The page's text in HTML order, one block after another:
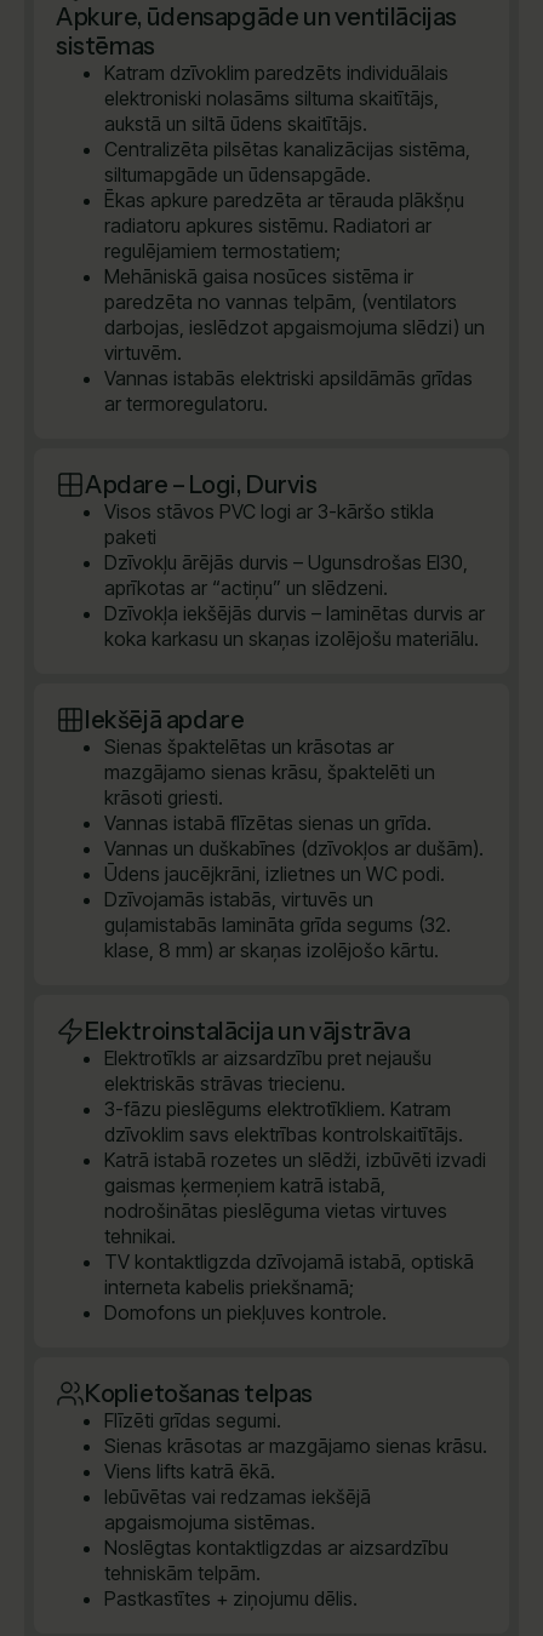
Apkure, ūdensapgāde un ventilācijas
sistēmas
Katram dzīvoklim paredzēts individuālais
elektroniski nolasāms siltuma skaitītājs,
aukstā un siltā ūdens skaitītājs.
Centralizēta pilsētas kanalizācijas sistēma,
siltumapgāde un ūdensapgāde.
Ēkas apkure paredzēta ar tērauda plākšņu
radiatoru apkures sistēmu. Radiatori ar
regulējamiem termostatiem;
Mehāniskā gaisa nosūces sistēma ir
paredzēta no vannas telpām, (ventilators
darbojas, ieslēdzot apgaismojuma slēdzi) un
virtuvēm.
Vannas istabās elektriski apsildāmās grīdas
ar termoregulatoru.
Apdare – Logi, Durvis
Visos stāvos PVC logi ar 3-kāršo stikla
paketi
Dzīvokļu ārējās durvis – Ugunsdrošas EI30,
aprīkotas ar “actiņu” un slēdzeni.
Dzīvokļa iekšējās durvis – laminētas durvis ar
koka karkasu un skaņas izolējošu materiālu.
Iekšējā apdare
Sienas špaktelētas un krāsotas ar
mazgājamo sienas krāsu, špaktelēti un
krāsoti griesti.
Vannas istabā flīzētas sienas un grīda.
Vannas un duškabīnes (dzīvokļos ar dušām).
Ūdens jaucējkrāni, izlietnes un WC podi.
Dzīvojamās istabās, virtuvēs un
guļamistabās lamināta grīda segums (32.
klase, 8 mm) ar skaņas izolējošo kārtu.
Elektroinstalācija un vājstrāva
Elektrotīkls ar aizsardzību pret nejaušu
elektriskās strāvas triecienu.
3-fāzu pieslēgums elektrotīkliem. Katram
dzīvoklim savs elektrības kontrolskaitītājs.
Katrā istabā rozetes un slēdži, izbūvēti izvadi
gaismas ķermeņiem katrā istabā,
nodrošinātas pieslēguma vietas virtuves
tehnikai.
TV kontaktligzda dzīvojamā istabā, optiskā
interneta kabelis priekšnamā;
Domofons un piekļuves kontrole.
Koplietošanas telpas
Flīzēti grīdas segumi.
Sienas krāsotas ar mazgājamo sienas krāsu.
Viens lifts katrā ēkā.
Iebūvētas vai redzamas iekšējā
apgaismojuma sistēmas.
Noslēgtas kontaktligzdas ar aizsardzību
tehniskām telpām.
Pastkastītes + ziņojumu dēlis.